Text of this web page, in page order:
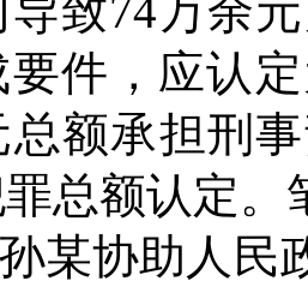
致74万余
件，应认
总额承担刑
总额认定。
某协助人民